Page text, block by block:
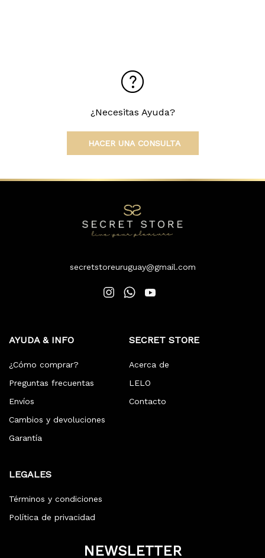
¿Necesitas Ayuda?
HACER UNA CONSULTA
secretstoreuruguay@gmail.com
AYUDA & INFO
¿Cómo comprar?
Preguntas frecuentas
Envíos
Cambios y devoluciones
Garantía
SECRET STORE
Acerca de
LELO
Contacto
LEGALES
Términos y condiciones
Política de privacidad
NEWSLETTER